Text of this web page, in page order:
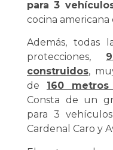
para 3
cocina
Además, todas
protecciones,
construidos,
de 160
Consta de un
para 3
Cardenal Caro y